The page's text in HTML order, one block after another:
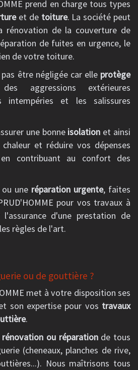
prend en charge tous types
et de toiture. La société peut
rénovation de la couverture de
de fuites en urgence, le
de votre toiture.
être négligée car elle protège
aggressions extérieures
intempéries et les salissures
une bonne isolation et ainsi
et réduire vos dépenses
contribuant au confort des
ou une réparation urgente, faites
pour vos travaux à
d'une prestation de
règles de l'art.
ou de gouttière ?
met à votre disposition ses
son expertise pour vos travaux
.
rénovation ou réparationde tous
(cheneaux, planches de rive,
Nous maîtrisons tous